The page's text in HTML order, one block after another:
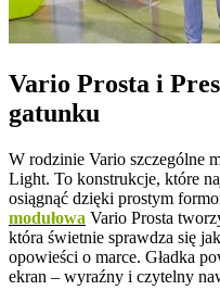
Vario Prosta i
gatunku
W rodzinie Vario szczególne
Light. To konstrukcje, które
osiągnąć dzięki prostym
modułowa Vario Prosta
która świetnie sprawdza się
opowieści o marce. Gładka
ekran – wyraźny i czytelny